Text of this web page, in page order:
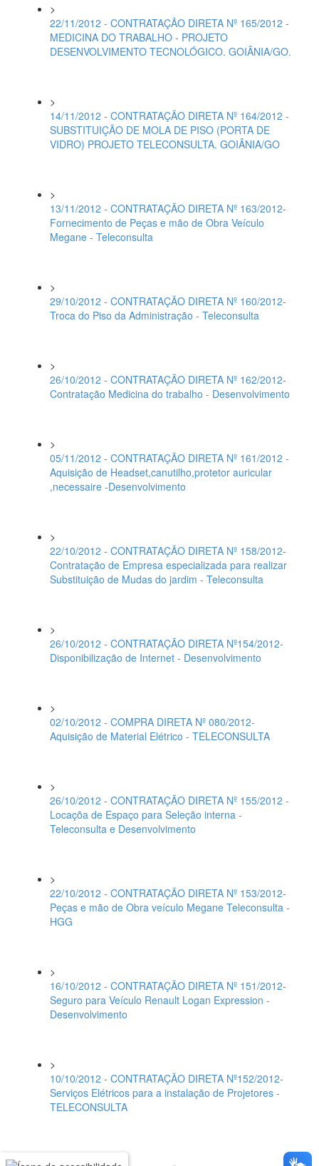
>
22/11/2012 - CONTRATAÇÃO DIRETA Nº 165/2012 -
MEDICINA DO TRABALHO - PROJETO
DESENVOLVIMENTO TECNOLÓGICO. GOIÂNIA/GO.
>
14/11/2012 - CONTRATAÇÃO DIRETA Nº 164/2012 -
SUBSTITUIÇÃO DE MOLA DE PISO (PORTA DE
VIDRO) PROJETO TELECONSULTA. GOIÂNIA/GO
>
13/11/2012 - CONTRATAÇÃO DIRETA Nº 163/2012-
Fornecimento de Peças e mão de Obra Veículo
Megane - Teleconsulta
>
29/10/2012 - CONTRATAÇÃO DIRETA Nº 160/2012-
Troca do Piso da Administração - Teleconsulta
>
26/10/2012 - CONTRATAÇÃO DIRETA Nº 162/2012-
Contratação Medicina do trabalho - Desenvolvimento
>
05/11/2012 - CONTRATAÇÃO DIRETA Nº 161/2012 -
Aquisição de Headset,canutilho,protetor auricular
,necessaire -Desenvolvimento
>
22/10/2012 - CONTRATAÇÃO DIRETA Nº 158/2012-
Contratação de Empresa especializada para realizar
Substituição de Mudas do jardim - Teleconsulta
>
26/10/2012 - CONTRATAÇÃO DIRETA Nº154/2012-
Disponibilização de Internet - Desenvolvimento
>
02/10/2012 - COMPRA DIRETA Nº 080/2012-
Aquisição de Material Elétrico - TELECONSULTA
>
26/10/2012 - CONTRATAÇÃO DIRETA Nº 155/2012 -
Locaçõa de Espaço para Seleção interna -
Teleconsulta e Desenvolvimento
>
22/10/2012 - CONTRATAÇÃO DIRETA Nº 153/2012-
Peças e mão de Obra veículo Megane Teleconsulta -
HGG
>
16/10/2012 - CONTRATAÇÃO DIRETA Nº 151/2012-
Seguro para Veículo Renault Logan Expression -
Desenvolvimento
>
10/10/2012 - CONTRATAÇÃO DIRETA Nº152/2012-
Serviços Elétricos para a instalação de Projetores -
TELECONSULTA